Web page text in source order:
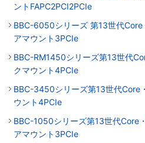
ントFAPC2PCI2PCIe
BBC-6050シリーズ 第13世代Core
アマウント3PCIe
BBC-RM1450シリーズ第13世代
クマウント4PCIe
BBC-3450シリーズ第13世代Core
ウント4PCIe
BBC-1050シリーズ第13世代Core
アマウント3PCIe